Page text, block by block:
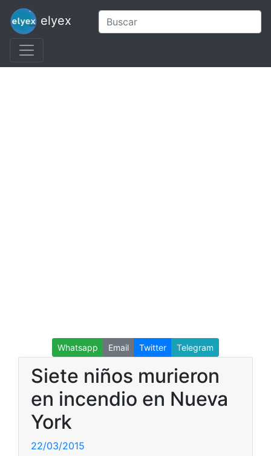
elyex
Whatsapp Email Twitter Telegram
Siete niños murieron
en incendio en Nueva
York
22/03/2015